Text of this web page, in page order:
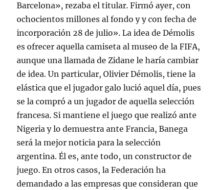
Barcelona», rezaba el titular. Firmó ayer, con
ochocientos millones al fondo y y con fecha de
incorporación 28 de julio». La idea de Démolis
es ofrecer aquella camiseta al museo de la FIFA,
aunque una llamada de Zidane le haría cambiar
de idea. Un particular, Olivier Démolis, tiene la
elástica que el jugador galo lució aquel día, pues
se la compró a un jugador de aquella selección
francesa. Si mantiene el juego que realizó ante
Nigeria y lo demuestra ante Francia, Banega
será la mejor noticia para la selección
argentina. Él es, ante todo, un constructor de
juego. En otros casos, la Federación ha
demandado a las empresas que consideran que